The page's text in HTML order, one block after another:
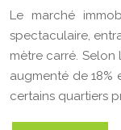
Le marché
spectaculaire,
mètre carré. Selon
augmenté de 18%
certains quartiers